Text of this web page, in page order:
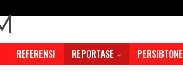
REFERENSI REPORTASE PERSIBTONE